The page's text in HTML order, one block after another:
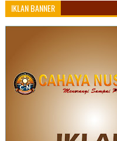
IKLAN BANNER